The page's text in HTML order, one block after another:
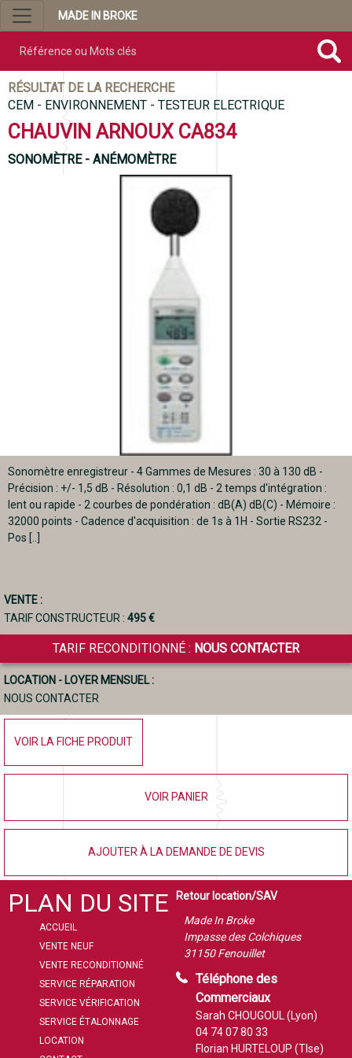
MADE IN BROKE
RÉSULTAT DE LA RECHERCHE
CEM - ENVIRONNEMENT - TESTEUR ELECTRIQUE
CHAUVIN ARNOUX CA834
SONOMÈTRE - ANÉMOMÈTRE
Sonomètre enregistreur - 4 Gammes de Mesures : 30 à 130 dB -
Précision : +/- 1,5 dB - Résolution : 0,1 dB - 2 temps d'intégration :
lent ou rapide - 2 courbes de pondération : dB(A) dB(C) - Mémoire :
32000 points - Cadence d'acquisition : de 1s à 1H - Sortie RS232 -
Pos [..]
VENTE :
TARIF CONSTRUCTEUR : 495 €
TARIF RECONDITIONNÉ : NOUS CONTACTER
LOCATION - LOYER MENSUEL :
NOUS CONTACTER
VOIR LA FICHE PRODUIT
VOIR PANIER
AJOUTER À LA DEMANDE DE DEVIS
PLAN DU SITE
ACCUEIL
VENTE NEUF
VENTE RECONDITIONNÉ
SERVICE RÉPARATION
SERVICE VÉRIFICATION
SERVICE ÉTALONNAGE
LOCATION
Retour location/SAV
Made In Broke
Impasse des Colchiques
31150 Fenouillet
Téléphone des
Commerciaux
Sarah CHOUGOUL (Lyon)
04 74 07 80 33
Florian HURTELOUP (Tlse)